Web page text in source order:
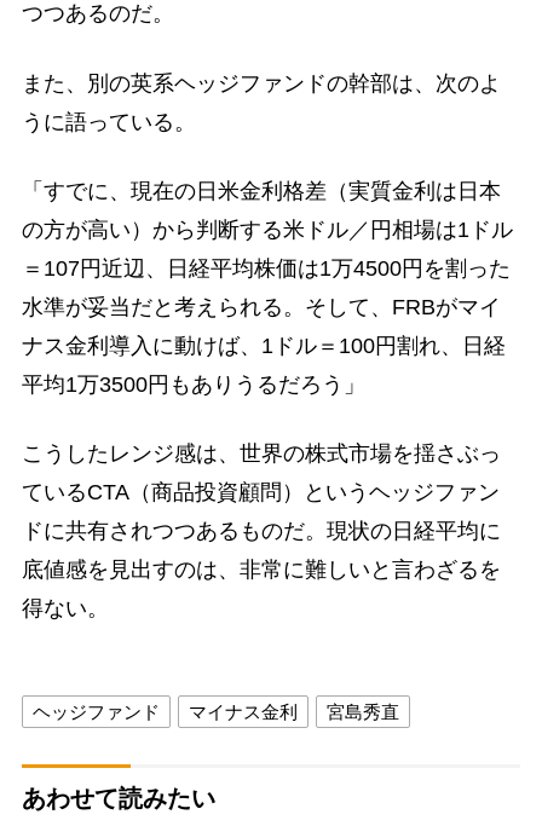
つつあるのだ。
また、別の英系ヘッジファンドの幹部は、次のよ
うに語っている。
「すでに、現在の日米金利格差（実質金利は日本
の方が高い）から判断する米ドル／円相場は1ドル
＝107円近辺、日経平均株価は1万4500円を割った
水準が妥当だと考えられる。そして、FRBがマイ
ナス金利導入に動けば、1ドル＝100円割れ、日経
平均1万3500円もありうるだろう」
こうしたレンジ感は、世界の株式市場を揺さぶっ
ているCTA（商品投資顧問）というヘッジファン
ドに共有されつつあるものだ。現状の日経平均に
底値感を見出すのは、非常に難しいと言わざるを
得ない。
ヘッジファンド マイナス金利 宮島秀直
あわせて読みたい